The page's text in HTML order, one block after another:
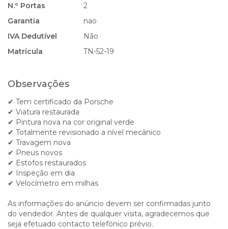
N.º Portas
2
Garantia
nao
IVA Dedutível
Não
Matrícula
TN-52-19
Observações
✔ Tem certificado da Porsche
✔ Viatura restaurada
✔ Pintura nova na cor original verde
✔ Totalmente revisionado a nível mecânico
✔ Travagem nova
✔ Pneus novos
✔ Estofos restaurados
✔ Inspeção em dia
✔ Velocímetro em milhas
As informações do anúncio devem ser confirmadas junto
do vendedor. Antes de qualquer visita, agradecemos que
seja efetuado contacto telefónico prévio.